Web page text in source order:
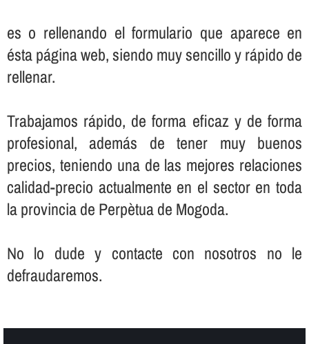
es o rellenando el formulario que aparece en
ésta página web, siendo muy sencillo y rápido de
rellenar.
Trabajamos rápido, de forma eficaz y de forma
profesional, además de tener muy buenos
precios, teniendo una de las mejores relaciones
calidad-precio actualmente en el sector en toda
la provincia de Perpètua de Mogoda.
No lo dude y contacte con nosotros no le
defraudaremos.